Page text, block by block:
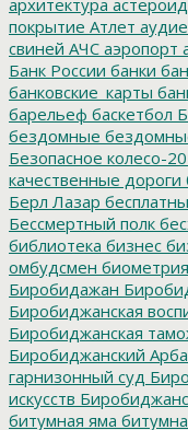
покрытие Атлет
свиней АЧС аэропорт
Банк России банки
банковские_карты
барельеф баскетбол
бездомные
Безопасное колесо-
качественные дороги
Берл Лазар
Бессмертный полк
библиотека бизнес
омбудсмен биометрия
Биробидажан
Биробиджанская
Биробиджанская
Биробиджанский
гарнизонный суд
искусств
битумная яма